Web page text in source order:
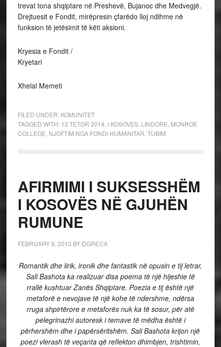
trevat tona shqiptare në Preshevë, Bujanoc dhe Medvegjë.
Drejtuesit e Fondit, mirëpresin çfarëdo lloj ndihme në
funksion të jetësimit të këti aksioni.
Kryesia e Fondit /
Kryetari
Xhelal Memeti
FILED UNDER: KOMUNITET
TAGGED WITH: 12 TETOR 2014 I KOSOVES, LINDORE MONROE
COLLEGE NJOFTIM NGA FONDI HUMANITAR TUBIM
AFIRMIMI I SUKSESSHËM
I KOSOVËS NË GJUHËN
RUMUNE
FEBRUARY 8, 2013 BY DGRECA
Romantik dhe lirik, ironik dhe fantastik në opusin e tij letrar,
Sali Bashota ka realizuar disa poema të një hijeshie të
rrallë kushtuar Zanës Shqiptare. Poezia e tij është një
metaforë e nevojave të një kohe të ndershme, ndërsa
rruga shpirtërore e metaforës nuk ka të sosur, për atë
pelegrinazhi autoresk i temave të mëdha është i
përhershëm dhe i papërsëritshëm. Sali Bashota krijon një
poezi vlerash të veçanta që reflekton dhimbjen, trishtimin,